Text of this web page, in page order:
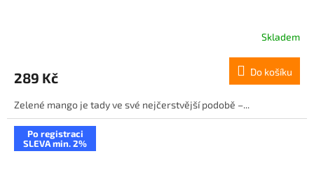
Skladem
289 Kč Do košíku
Zelené mango je tady ve své nejčerstvější podobě –...
Po registraci
SLEVA min. 2%